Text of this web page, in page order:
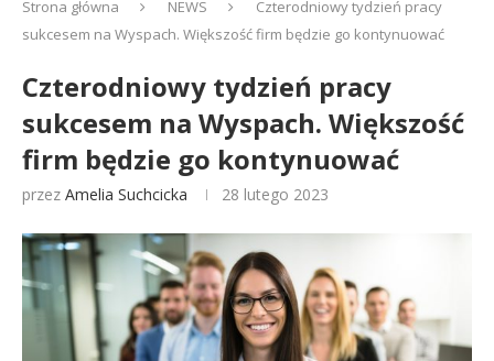
Strona główna NEWS
Czterodniowy tydzień pracy
sukcesem na Wyspach. Większość firm będzie go kontynuować
Czterodniowy tydzień pracy
sukcesem na Wyspach. Większość
firm będzie go kontynuować
przez Amelia Suchcicka 28 lutego 2023